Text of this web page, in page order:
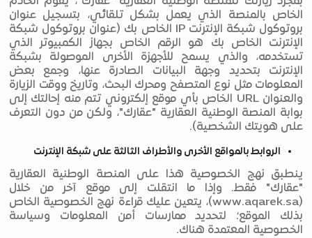
الخاص بالمنصة الذي يعمل بشكل تلقائي، بتسجيل عنوان
بروتوكول شبكة الإنترنت IP الخاص بك (عنوان بروتوكول شبكة
الإنترنت الخاص بك هو الرقم الخاص بجهاز الكمبيوتر الذي
تستخدمه، والذي يسمح للأجهزة الأخرى الموصولة بشبكة
الإنترنت بتحديد وجهة البيانات الصادرة عنها، وجمع بعض
المعلومات مثل نوع المتصفح ومحرك البحث، وتاريخ ووقت الزيارة
والعنوان URL الخاص بأي موقع إلكتروني تتم منه إحالتك إلى
بوابة المنصة الوطنية العقارية "عقارك"، ولكن من دون التعرف
على هويتك الشخصية).
الروابط بالمواقع الأخرى والأطراف الثالثة على شبكة الإنترنت
ينطبق نهج الخصوصية هذا على المنصة الوطنية العقارية
"عقارك" فقط. وإذا ما انتقلت إلى موقع آخر من خلال
(www.aqarek.sa)، يتعين عليك قراءة نهج الخصوصية الخاص
بذلك الموقع؛ لتحديد ممارسات أمن المعلومات وسياسة
الخصوصية المعتمدة هناك.